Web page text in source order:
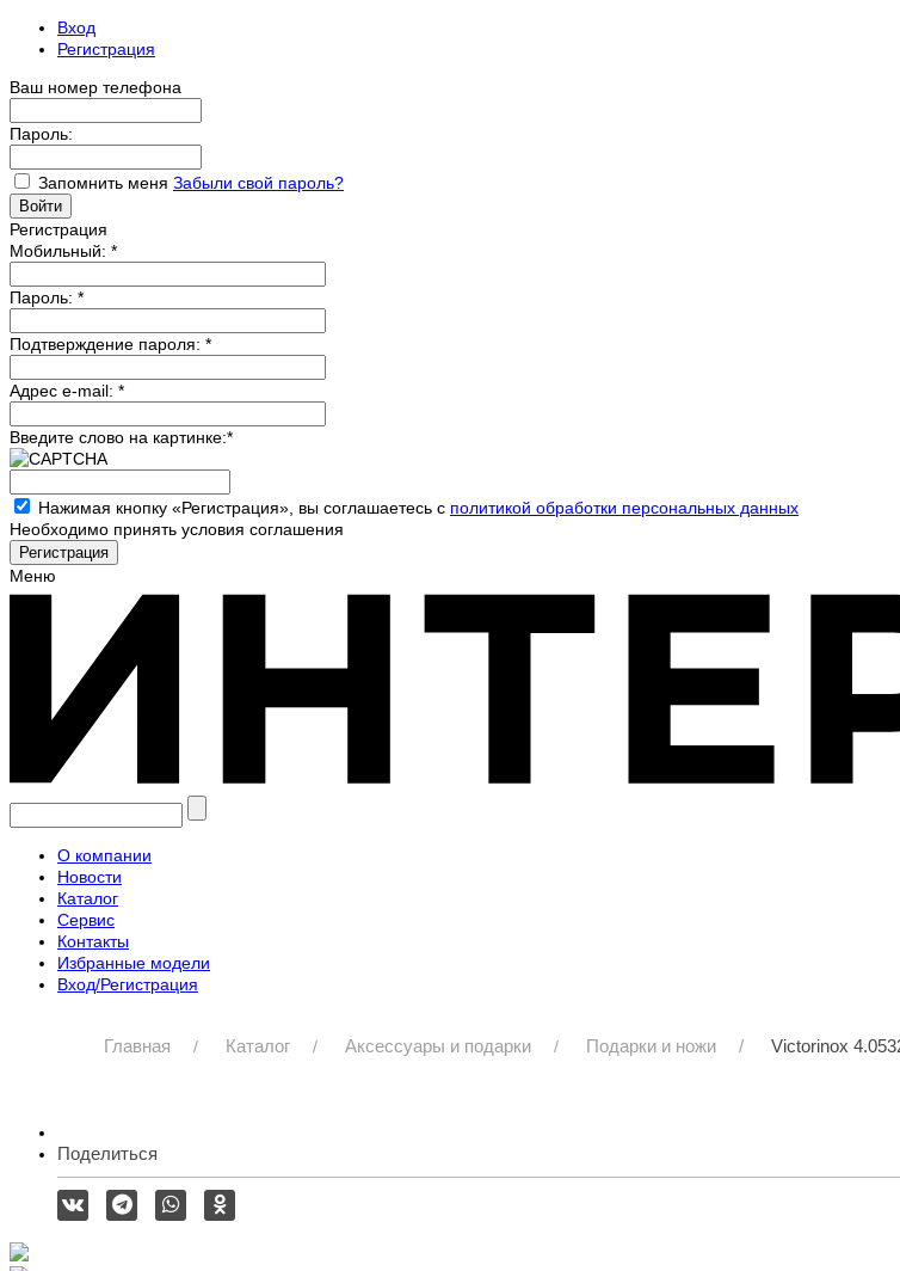
Вход
Регистрация
Ваш номер телефона
Пароль:
Запомнить меня Забыли свой пароль?
Регистрация
Мобильный: *
Пароль: *
Подтверждение пароля: *
Адрес e-mail: *
Введите слово на картинке:*
Нажимая кнопку «Регистрация», вы соглашаетесь с политикой обработки персональных данных
Необходимо принять условия соглашения
Меню
О компании
Новости
Каталог
Сервис
Контакты
Избранные модели
Вход/Регистрация
Главная Каталог Аксессуары и подарки Подарки и ножи Victorinox
Поделиться